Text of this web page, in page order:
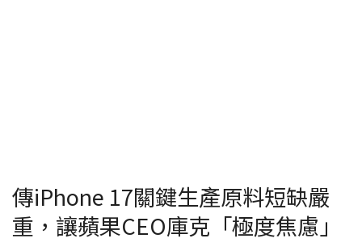
傳iPhone 17關鍵生產原料短缺嚴
重，讓蘋果CEO庫克「極度焦慮」